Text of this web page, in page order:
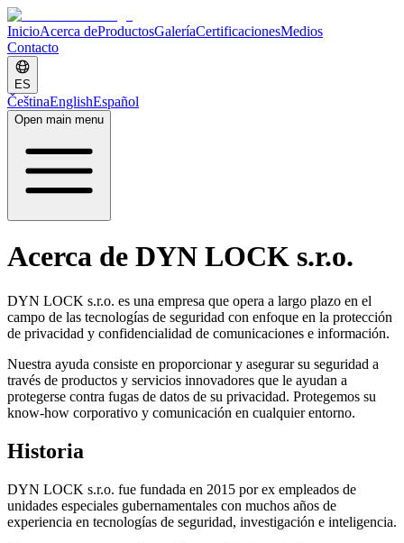
InicioAcerca deProductosGaleríaCertificacionesMedios
Contacto
ES
ČeštinaEnglishEspañol
Open main menu
Acerca de DYN LOCK s.r.o.
DYN LOCK s.r.o. es una empresa que opera a largo plazo en el
campo de las tecnologías de seguridad con enfoque en la protección
de privacidad y confidencialidad de comunicaciones e información.
Nuestra ayuda consiste en proporcionar y asegurar su seguridad a
través de productos y servicios innovadores que le ayudan a
protegerse contra fugas de datos de su privacidad. Protegemos su
know-how corporativo y comunicación en cualquier entorno.
Historia
DYN LOCK s.r.o. fue fundada en 2015 por ex empleados de
unidades especiales gubernamentales con muchos años de
experiencia en tecnologías de seguridad, investigación e inteligencia.